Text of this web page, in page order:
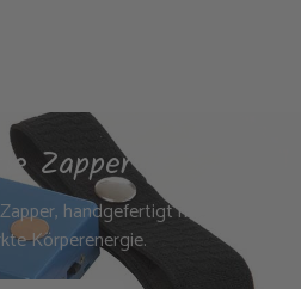
Zapper
handgefertigt mit Orgonit
Körperenergie.